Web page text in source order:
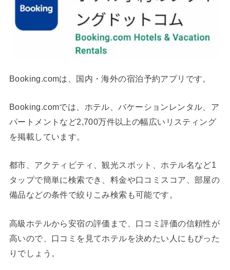
Booking.comは、国内・海外の宿泊予約アプリです。
Booking.comでは、ホテル、バケーションレンタル、ア
パートメントなど2,700万件以上の幅広いリスティング
を掲載しています。
都市、アクティビティ、観光スポット、ホテル名など1
タップで簡単に検索でき、料金や口コミスコア、部屋の
備品などの条件で絞りこみ検索も可能です。
高級ホテルから安宿の評価まで、口コミ評価の信頼性が
高いので、口コミを見てホテルを決めたい人にもぴった
りでしょう。